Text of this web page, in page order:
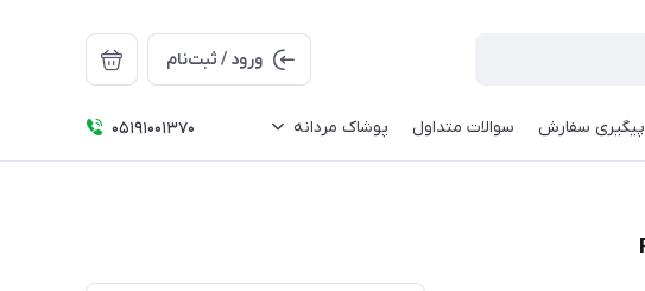
ورود / ثبت‌نام
پیگیری سفارش سوالات متداول پوشاک مردانه 05191001370